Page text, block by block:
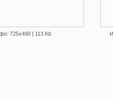
725х490 | 113 Kb